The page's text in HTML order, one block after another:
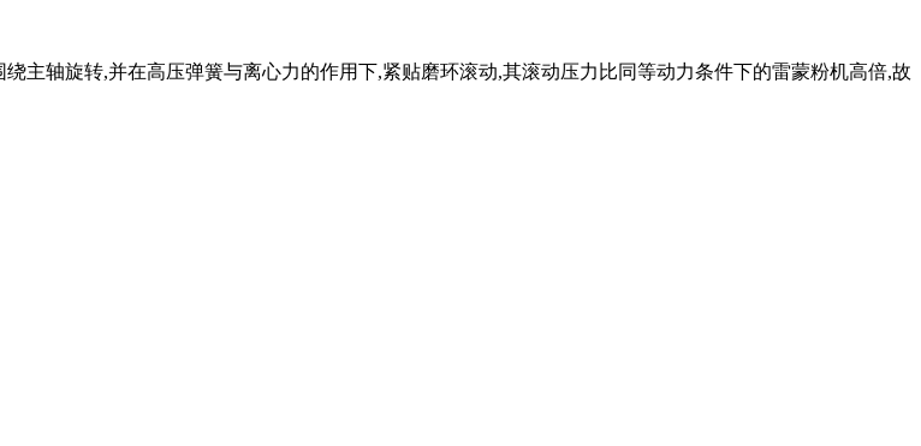
主轴旋转,并在高压弹簧与离心力的作用下,紧贴磨环滚动,其滚动压力比同等动力条件下的雷蒙粉机高倍,故